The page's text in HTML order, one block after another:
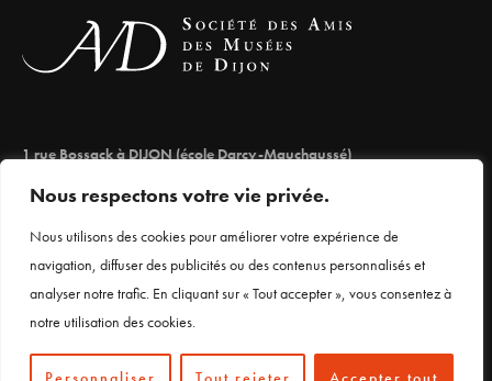
Nous respectons votre vie privée.
Nous utilisons des cookies pour améliorer votre expérience de
navigation, diffuser des publicités ou des contenus personnalisés et
analyser notre trafic. En cliquant sur « Tout accepter », vous consentez à
notre utilisation des cookies.
1 rue Bossack à DIJON (école Darcy-Mauchaussé)
03 80 66 71 98
Mentions légales